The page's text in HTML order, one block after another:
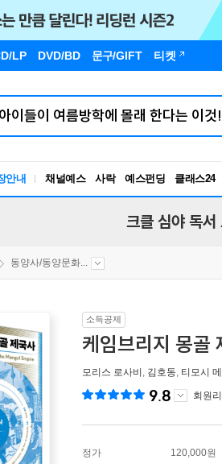
LP DVD/BD 문구/GIFT 티켓
안내 채널예스 사락 예스펀딩 클래스24
크클 심야 독서
동양사/동양문화...
소득공제
케임브리지 몽골
모리스 로사비 , 김호동, 티모시 메
9.8 회원
정가 120,000원